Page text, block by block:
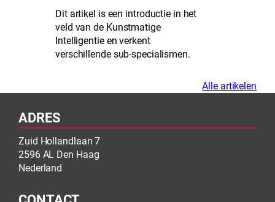
Dit artikel is een introductie in het
veld van de Kunstmatige
Intelligentie en verkent
verschillende sub-specialismen.
Alle artikelen
ADRES
Zuid Hollandlaan 7
2596 AL Den Haag
Nederland